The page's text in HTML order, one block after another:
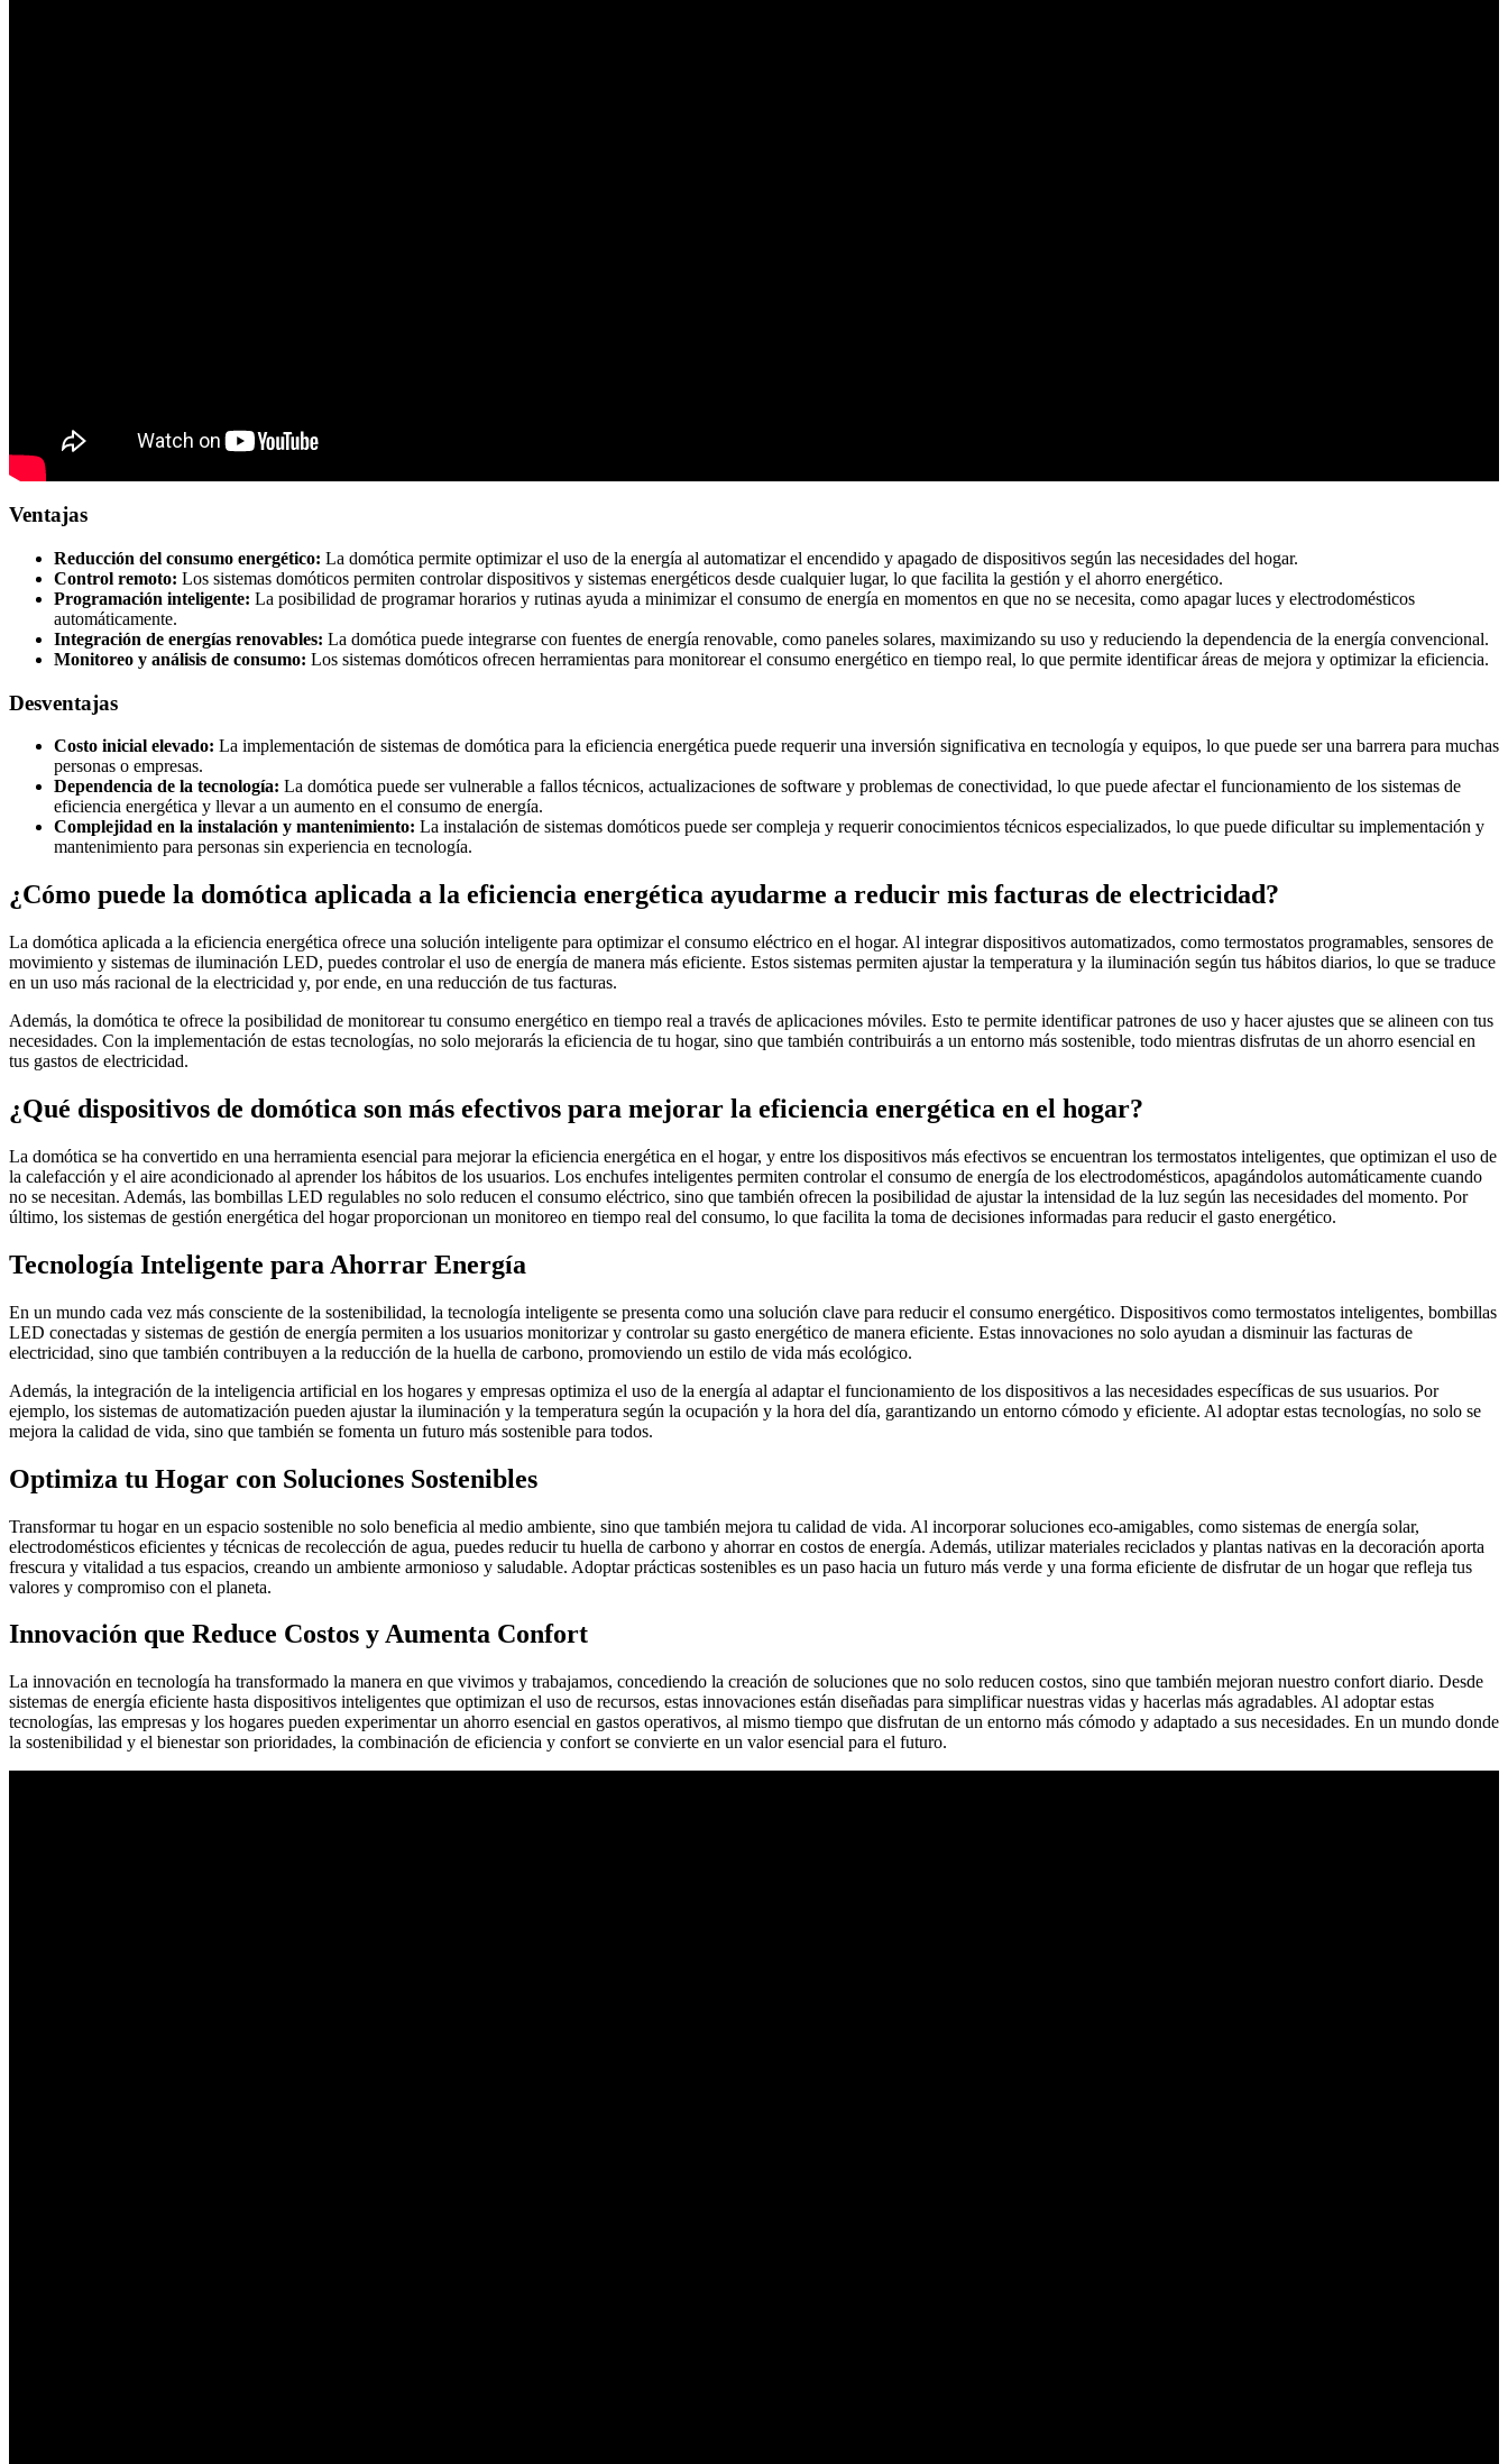
Ventajas
Reducción del consumo energético: La domótica permite optimizar el uso de la energía al automatizar el encendido y apagado de dispositivos según las necesidades del hogar.
Control remoto: Los sistemas domóticos permiten controlar dispositivos y sistemas energéticos desde cualquier lugar, lo que facilita la gestión y el ahorro energético.
Programación inteligente: La posibilidad de programar horarios y rutinas ayuda a minimizar el consumo de energía en momentos en que no se necesita, como apagar luces y electrodomésticos
automáticamente.
Integración de energías renovables: La domótica puede integrarse con fuentes de energía renovable, como paneles solares, maximizando su uso y reduciendo la dependencia de la energía convencional.
Monitoreo y análisis de consumo: Los sistemas domóticos ofrecen herramientas para monitorear el consumo energético en tiempo real, lo que permite identificar áreas de mejora y optimizar la eficiencia.
Desventajas
Costo inicial elevado: La implementación de sistemas de domótica para la eficiencia energética puede requerir una inversión significativa en tecnología y equipos, lo que puede ser una barrera para muchas
personas o empresas.
Dependencia de la tecnología: La domótica puede ser vulnerable a fallos técnicos, actualizaciones de software y problemas de conectividad, lo que puede afectar el funcionamiento de los sistemas de
eficiencia energética y llevar a un aumento en el consumo de energía.
Complejidad en la instalación y mantenimiento: La instalación de sistemas domóticos puede ser compleja y requerir conocimientos técnicos especializados, lo que puede dificultar su implementación y
mantenimiento para personas sin experiencia en tecnología.
¿Cómo puede la domótica aplicada a la eficiencia energética ayudarme a reducir mis facturas de electricidad?
La domótica aplicada a la eficiencia energética ofrece una solución inteligente para optimizar el consumo eléctrico en el hogar. Al integrar dispositivos automatizados, como termostatos programables, sensores de
movimiento y sistemas de iluminación LED, puedes controlar el uso de energía de manera más eficiente. Estos sistemas permiten ajustar la temperatura y la iluminación según tus hábitos diarios, lo que se traduce
en un uso más racional de la electricidad y, por ende, en una reducción de tus facturas.
Además, la domótica te ofrece la posibilidad de monitorear tu consumo energético en tiempo real a través de aplicaciones móviles. Esto te permite identificar patrones de uso y hacer ajustes que se alineen con tus
necesidades. Con la implementación de estas tecnologías, no solo mejorarás la eficiencia de tu hogar, sino que también contribuirás a un entorno más sostenible, todo mientras disfrutas de un ahorro esencial en
tus gastos de electricidad.
¿Qué dispositivos de domótica son más efectivos para mejorar la eficiencia energética en el hogar?
La domótica se ha convertido en una herramienta esencial para mejorar la eficiencia energética en el hogar, y entre los dispositivos más efectivos se encuentran los termostatos inteligentes, que optimizan el uso de
la calefacción y el aire acondicionado al aprender los hábitos de los usuarios. Los enchufes inteligentes permiten controlar el consumo de energía de los electrodomésticos, apagándolos automáticamente cuando
no se necesitan. Además, las bombillas LED regulables no solo reducen el consumo eléctrico, sino que también ofrecen la posibilidad de ajustar la intensidad de la luz según las necesidades del momento. Por
último, los sistemas de gestión energética del hogar proporcionan un monitoreo en tiempo real del consumo, lo que facilita la toma de decisiones informadas para reducir el gasto energético.
Tecnología Inteligente para Ahorrar Energía
En un mundo cada vez más consciente de la sostenibilidad, la tecnología inteligente se presenta como una solución clave para reducir el consumo energético. Dispositivos como termostatos inteligentes, bombillas
LED conectadas y sistemas de gestión de energía permiten a los usuarios monitorizar y controlar su gasto energético de manera eficiente. Estas innovaciones no solo ayudan a disminuir las facturas de
electricidad, sino que también contribuyen a la reducción de la huella de carbono, promoviendo un estilo de vida más ecológico.
Además, la integración de la inteligencia artificial en los hogares y empresas optimiza el uso de la energía al adaptar el funcionamiento de los dispositivos a las necesidades específicas de sus usuarios. Por
ejemplo, los sistemas de automatización pueden ajustar la iluminación y la temperatura según la ocupación y la hora del día, garantizando un entorno cómodo y eficiente. Al adoptar estas tecnologías, no solo se
mejora la calidad de vida, sino que también se fomenta un futuro más sostenible para todos.
Optimiza tu Hogar con Soluciones Sostenibles
Transformar tu hogar en un espacio sostenible no solo beneficia al medio ambiente, sino que también mejora tu calidad de vida. Al incorporar soluciones eco-amigables, como sistemas de energía solar,
electrodomésticos eficientes y técnicas de recolección de agua, puedes reducir tu huella de carbono y ahorrar en costos de energía. Además, utilizar materiales reciclados y plantas nativas en la decoración aporta
frescura y vitalidad a tus espacios, creando un ambiente armonioso y saludable. Adoptar prácticas sostenibles es un paso hacia un futuro más verde y una forma eficiente de disfrutar de un hogar que refleja tus
valores y compromiso con el planeta.
Innovación que Reduce Costos y Aumenta Confort
La innovación en tecnología ha transformado la manera en que vivimos y trabajamos, concediendo la creación de soluciones que no solo reducen costos, sino que también mejoran nuestro confort diario. Desde
sistemas de energía eficiente hasta dispositivos inteligentes que optimizan el uso de recursos, estas innovaciones están diseñadas para simplificar nuestras vidas y hacerlas más agradables. Al adoptar estas
tecnologías, las empresas y los hogares pueden experimentar un ahorro esencial en gastos operativos, al mismo tiempo que disfrutan de un entorno más cómodo y adaptado a sus necesidades. En un mundo donde
la sostenibilidad y el bienestar son prioridades, la combinación de eficiencia y confort se convierte en un valor esencial para el futuro.